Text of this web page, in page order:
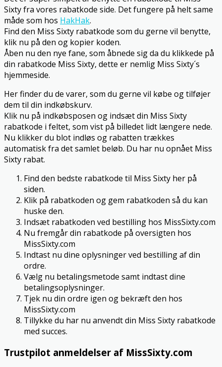
Sixty fra vores rabatkode side. Det fungere på helt same
måde som hos HakHak.
Find den Miss Sixty rabatkode som du gerne vil benytte,
klik nu på den og kopier koden.
Åben nu den nye fane, som åbnede sig da du klikkede på
din rabatkode Miss Sixty, dette er nemlig Miss Sixty´s
hjemmeside.
Her finder du de varer, som du gerne vil købe og tilføjer
dem til din indkøbskurv.
Klik nu på indkøbsposen og indsæt din Miss Sixty
rabatkode i feltet, som vist på billedet lidt længere nede.
Nu klikker du blot indløs og rabatten trækkes
automatisk fra det samlet beløb. Du har nu opnået Miss
Sixty rabat.
Find den bedste rabatkode til Miss Sixty her på
siden.
Klik på rabatkoden og gem rabatkoden så du kan
huske den.
Indsæt rabatkoden ved bestilling hos MissSixty.com
Nu fremgår din rabatkode på oversigten hos
MissSixty.com
Indtast nu dine oplysninger ved bestilling af din
ordre.
Vælg nu betalingsmetode samt indtast dine
betalingsoplysninger.
Tjek nu din ordre igen og bekræft den hos
MissSixty.com
Tillykke du har nu anvendt din Miss Sixty rabatkode
med succes.
Trustpilot anmeldelser af MissSixty.com